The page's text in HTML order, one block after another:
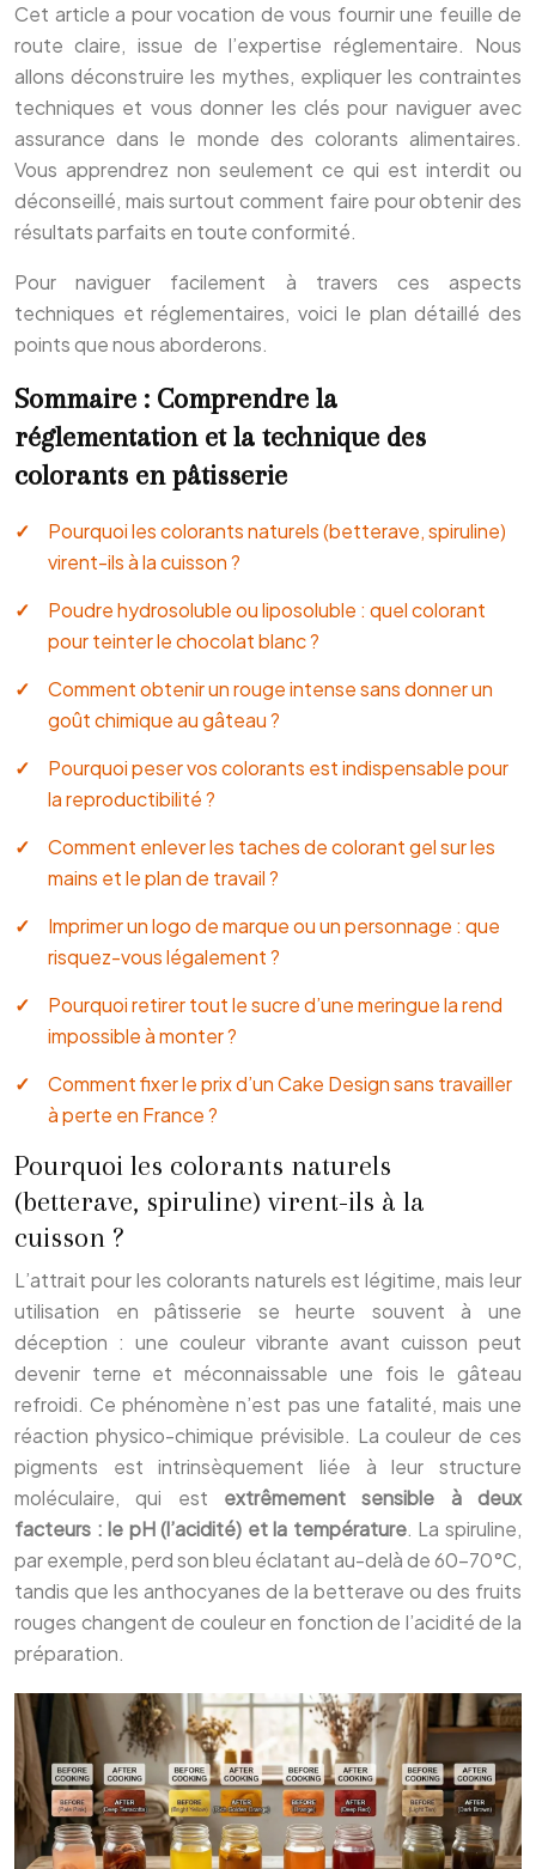
Cet article a pour vocation de vous fournir une feuille de
route claire, issue de l’expertise réglementaire. Nous
allons déconstruire les mythes, expliquer les contraintes
techniques et vous donner les clés pour naviguer avec
assurance dans le monde des colorants alimentaires.
Vous apprendrez non seulement ce qui est interdit ou
déconseillé, mais surtout comment faire pour obtenir des
résultats parfaits en toute conformité.
Pour naviguer facilement à travers ces aspects
techniques et réglementaires, voici le plan détaillé des
points que nous aborderons.
Sommaire : Comprendre la
réglementation et la technique des
colorants en pâtisserie
Pourquoi les colorants naturels (betterave, spiruline)
virent-ils à la cuisson ?
Poudre hydrosoluble ou liposoluble : quel colorant
pour teinter le chocolat blanc ?
Comment obtenir un rouge intense sans donner un
goût chimique au gâteau ?
Pourquoi peser vos colorants est indispensable pour
la reproductibilité ?
Comment enlever les taches de colorant gel sur les
mains et le plan de travail ?
Imprimer un logo de marque ou un personnage : que
risquez-vous légalement ?
Pourquoi retirer tout le sucre d’une meringue la rend
impossible à monter ?
Comment fixer le prix d’un Cake Design sans travailler
à perte en France ?
Pourquoi les colorants naturels
(betterave, spiruline) virent-ils à la
cuisson ?
L’attrait pour les colorants naturels est légitime, mais leur
utilisation en pâtisserie se heurte souvent à une
déception : une couleur vibrante avant cuisson peut
devenir terne et méconnaissable une fois le gâteau
refroidi. Ce phénomène n’est pas une fatalité, mais une
réaction physico-chimique prévisible. La couleur de ces
pigments est intrinsèquement liée à leur structure
moléculaire, qui est extrêmement sensible à deux
facteurs : le pH (l’acidité) et la température. La spiruline,
par exemple, perd son bleu éclatant au-delà de 60-70°C,
tandis que les anthocyanes de la betterave ou des fruits
rouges changent de couleur en fonction de l’acidité de la
préparation.